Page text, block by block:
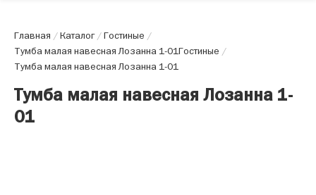
Главная /Каталог/Гостиные /
Тумба малая навесная Лозанна 1-01Гостиные /
Тумба малая навесная Лозанна 1-01
Тумба малая навесная Лозанна 1-
01